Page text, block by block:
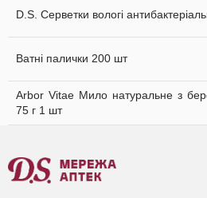
D.S. Серветки вологі
Ватні палички 200 шт
Arbor Vitae Мило натуральне з
75 г 1 шт